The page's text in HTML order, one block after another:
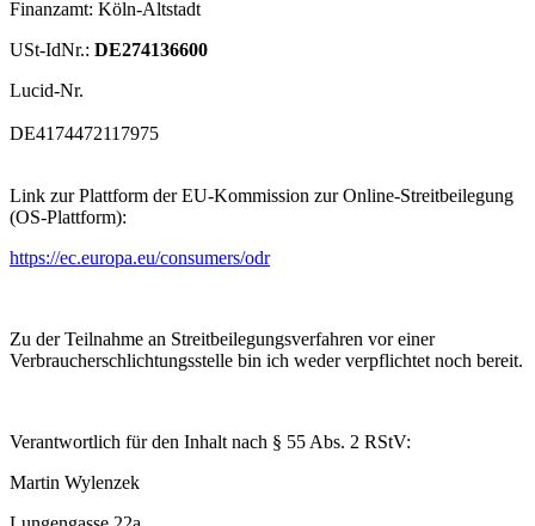
Finanzamt: Köln-Altstadt
USt-IdNr.: DE274136600
Lucid-Nr.
DE4174472117975
Link zur Plattform der EU-Kommission zur Online-Streitbeilegung
(OS-Plattform):
https://ec.europa.eu/consumers/odr
Zu der Teilnahme an Streitbeilegungsverfahren vor einer
Verbraucherschlichtungsstelle bin ich weder verpflichtet noch bereit.
Verantwortlich für den Inhalt nach § 55 Abs. 2 RStV:
Martin Wylenzek